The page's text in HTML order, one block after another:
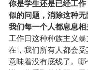
你是学生还是已经工
似的问题，消除这种
我们每一个人都息息相
工作日这种种族主义
在，我们所有人都会
意味着没有底线了。哪